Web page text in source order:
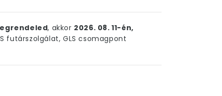
, akkor 2026. 08. 11-én,
futárszolgálat, GLS csomagpont